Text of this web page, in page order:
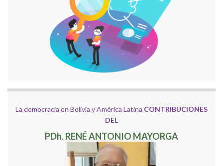
La democracia en Bolivia y América Latina CONTRIBUCIONES
DEL
PDh. RENÉ ANTONIO MAYORGA